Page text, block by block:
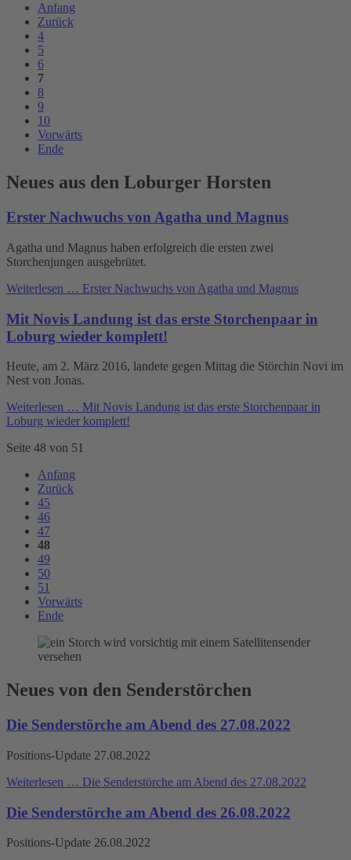
Anfang
Zurück
4
5
6
7
8
9
10
Vorwärts
Ende
Neues aus den Loburger Horsten
Erster Nachwuchs von Agatha und Magnus
Agatha und Magnus haben erfolgreich die ersten zwei
Storchenjungen ausgebrütet.
Weiterlesen … Erster Nachwuchs von Agatha und Magnus
Mit Novis Landung ist das erste Storchenpaar in
Loburg wieder komplett!
Heute, am 2. März 2016, landete gegen Mittag die Störchin Novi im
Nest von Jonas.
Weiterlesen … Mit Novis Landung ist das erste Storchenpaar in
Loburg wieder komplett!
Seite 48 von 51
Anfang
Zurück
45
46
47
48
49
50
51
Vorwärts
Ende
Neues von den Senderstörchen
Die Senderstörche am Abend des 27.08.2022
Positions-Update 27.08.2022
Weiterlesen … Die Senderstörche am Abend des 27.08.2022
Die Senderstörche am Abend des 26.08.2022
Positions-Update 26.08.2022